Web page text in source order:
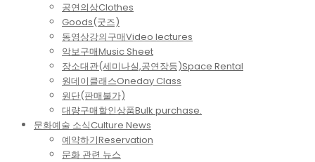
공연의상Clothes
Goods(굿즈)
동영상강의구매Video lectures
악보구매Music Sheet
장소대관(세미나실,공연장등)Space Rental
원데이클래스Oneday Class
원단(판매불가)
대량구매할인상품Bulk purchase.
문화예술 소식Culture News
예약하기Reservation
문화 관련 뉴스